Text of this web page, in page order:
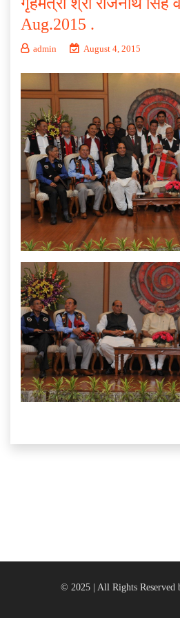
गृहमंत्री श्री राजनाथ सिंह
Aug.2015 .
admin August 4, 2015
© 2025 | All Rights Reserved